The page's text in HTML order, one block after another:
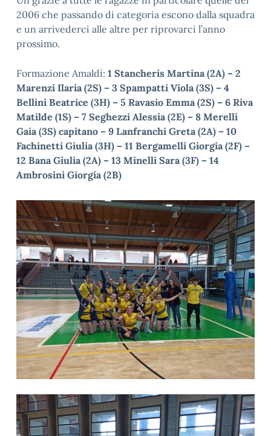
2006 che passando di categoria escono dalla squadra
e un arrivederci alle altre per riprovarci l’anno
prossimo.
Formazione Amaldi: 1 Stancheris Martina (2A) – 2
Marenzi Ilaria (2S) – 3 Spampatti Viola (3S) – 4
Bellini Beatrice (3H) – 5 Ravasio Emma (2S) – 6 Riva
Matilde (1S) – 7 Seghezzi Alessia (2E) – 8 Merelli
Gaia (3S) capitano – 9 Lanfranchi Greta (2A) – 10
Fachinetti Giulia (3H) – 11 Bergamelli Giorgia (2F) –
12 Bana Giulia (2A) – 13 Minelli Sara (3F) – 14
Ambrosini Giorgia (2B)